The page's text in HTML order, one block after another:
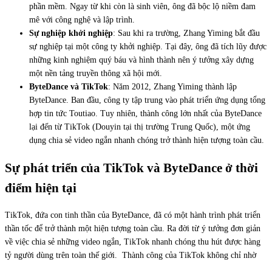
phần mềm. Ngay từ khi còn là sinh viên, ông đã bộc lộ niềm đam
mê với công nghệ và lập trình.
Sự nghiệp khởi nghiệp: Sau khi ra trường, Zhang Yiming bắt đầu
sự nghiệp tại một công ty khởi nghiệp. Tại đây, ông đã tích lũy được
những kinh nghiệm quý báu và hình thành nên ý tưởng xây dựng
một nền tảng truyền thông xã hội mới.
ByteDance và TikTok: Năm 2012, Zhang Yiming thành lập
ByteDance. Ban đầu, công ty tập trung vào phát triển ứng dụng tổng
hợp tin tức Toutiao. Tuy nhiên, thành công lớn nhất của ByteDance
lại đến từ TikTok (Douyin tại thị trường Trung Quốc), một ứng
dụng chia sẻ video ngắn nhanh chóng trở thành hiện tượng toàn cầu.
Sự phát triển của TikTok và ByteDance ở thời
điểm hiện tại
TikTok, đứa con tinh thần của ByteDance, đã có một hành trình phát triển
thần tốc để trở thành một hiện tượng toàn cầu. Ra đời từ ý tưởng đơn giản
về việc chia sẻ những video ngắn, TikTok nhanh chóng thu hút được hàng
tỷ người dùng trên toàn thế giới. Thành công của TikTok không chỉ nhờ